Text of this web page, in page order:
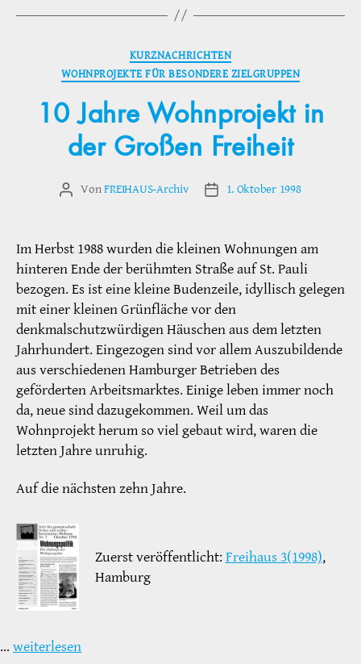
Kategorien
KURZNACHRICHTEN
WOHNPROJEKTE FÜR BESONDERE ZIELGRUPPEN
10 Jahre Wohnprojekt in
der Großen Freiheit
Beitragsautor
VonFREIHAUS-Archiv Veröffentlichungsdatum
1. Oktober 1998
Im Herbst 1988 wurden die kleinen Wohnungen am
hinteren Ende der berühmten Straße auf St. Pauli
bezogen. Es ist eine kleine Budenzeile, idyllisch gelegen
mit einer kleinen Grünfläche vor den
denkmalschutzwürdigen Häuschen aus dem letzten
Jahrhundert. Eingezogen sind vor allem Auszubildende
aus verschiedenen Hamburger Betrieben des
geförderten Arbeitsmarktes. Einige leben immer noch
da, neue sind dazugekommen. Weil um das
Wohnprojekt herum so viel gebaut wird, waren die
letzten Jahre unruhig.
Auf die nächsten zehn Jahre.
Zuerst veröffentlicht:Freihaus 3(1998),
Hamburg
… weiterlesen